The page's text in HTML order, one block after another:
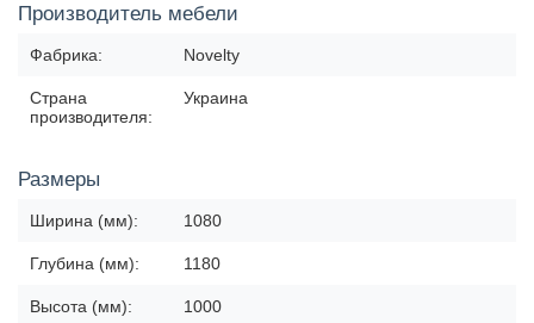
Производитель мебели
Фабрика: Novelty
Страна
производителя:
Украина
Размеры
Ширина (мм): 1080
Глубина (мм): 1180
Высота (мм): 1000